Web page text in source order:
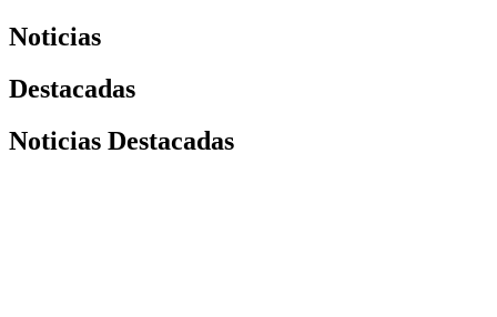
Noticias
Destacadas
Noticias Destacadas